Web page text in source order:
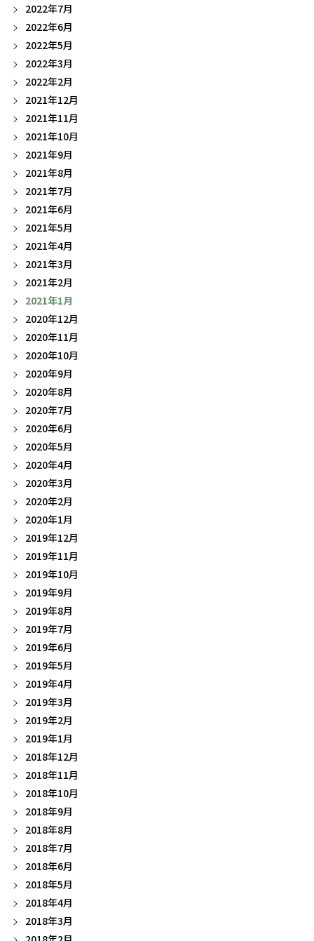
2022年7月
2022年6月
2022年5月
2022年3月
2022年2月
2021年12月
2021年11月
2021年10月
2021年9月
2021年8月
2021年7月
2021年6月
2021年5月
2021年4月
2021年3月
2021年2月
2021年1月
2020年12月
2020年11月
2020年10月
2020年9月
2020年8月
2020年7月
2020年6月
2020年5月
2020年4月
2020年3月
2020年2月
2020年1月
2019年12月
2019年11月
2019年10月
2019年9月
2019年8月
2019年7月
2019年6月
2019年5月
2019年4月
2019年3月
2019年2月
2019年1月
2018年12月
2018年11月
2018年10月
2018年9月
2018年8月
2018年7月
2018年6月
2018年5月
2018年4月
2018年3月